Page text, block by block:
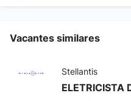
Vacantes similares
Stellantis
ELETRICISTA